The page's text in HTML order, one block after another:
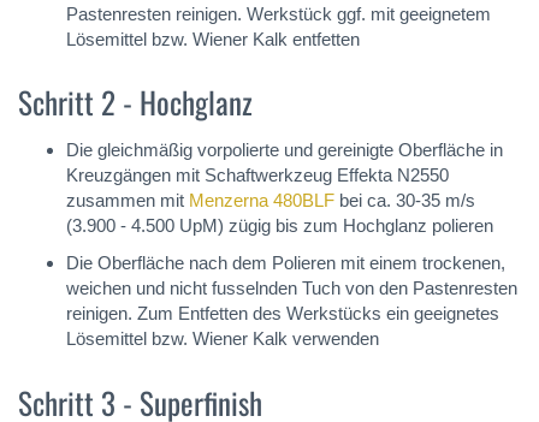
Pastenresten reinigen. Werkstück ggf. mit geeignetem
Lösemittel bzw. Wiener Kalk entfetten
Schritt 2 - Hochglanz
Die gleichmäßig vorpolierte und gereinigte Oberfläche in
Kreuzgängen mit Schaftwerkzeug Effekta N2550
zusammen mit Menzerna 480BLF bei ca. 30-35 m/s
(3.900 - 4.500 UpM) zügig bis zum Hochglanz polieren
Die Oberfläche nach dem Polieren mit einem trockenen,
weichen und nicht fusselnden Tuch von den Pastenresten
reinigen. Zum Entfetten des Werkstücks ein geeignetes
Lösemittel bzw. Wiener Kalk verwenden
Schritt 3 - Superfinish